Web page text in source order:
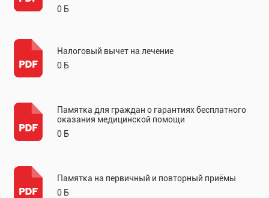
0 Б
Налоговый вычет на лечение
0 Б
Памятка для граждан о гарантиях бесплатного
оказания медицинской помощи
0 Б
Памятка на первичный и повторный приёмы
0 Б